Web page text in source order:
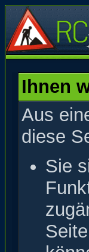
Ihnen
Aus
diese
Sie